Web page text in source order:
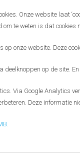
Onze website laat
om te weten is dat
op onze website. Deze
op de site.
Via Google Analytics
Deze informatie
.